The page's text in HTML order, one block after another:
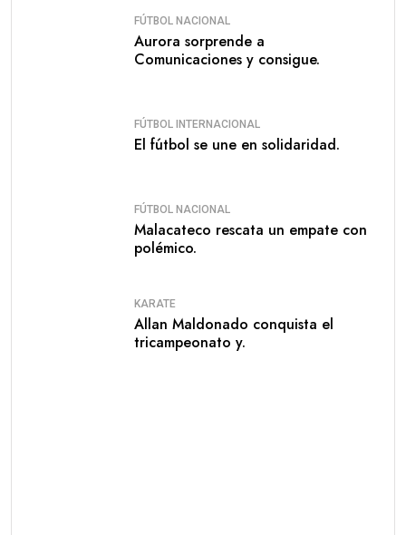
FÚTBOL NACIONAL
Aurora sorprende a
Comunicaciones y consigue.
FÚTBOL INTERNACIONAL
El fútbol se une en solidaridad.
FÚTBOL NACIONAL
Malacateco rescata un empate con
polémico.
KARATE
Allan Maldonado conquista el
tricampeonato y.